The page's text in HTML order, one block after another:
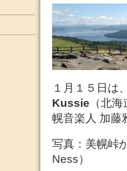
１月１５日は
Kussie （北
幌音楽人 加藤
写真：美幌峠
Ness）